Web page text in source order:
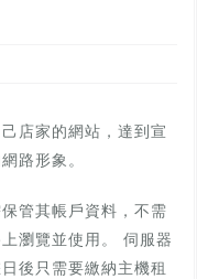
店家的網站，達到宣
路形象。
管其帳戶資料，不需
瀏覽並使用。 伺服器
後只需要繳納主機租